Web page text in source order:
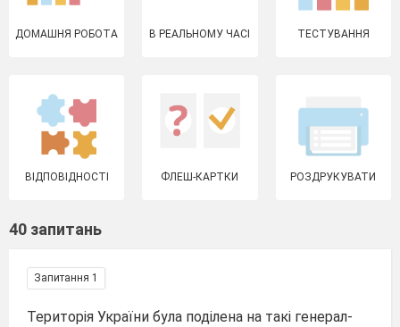
ДОМАШНЯ РОБОТА В РЕАЛЬНОМУ ЧАСІ ТЕСТУВАННЯ
ВІДПОВІДНОСТІ ФЛЕШ-КАРТКИ РОЗДРУКУВАТИ
40 запитань
Запитання 1
Територія України була поділена на такі генерал-